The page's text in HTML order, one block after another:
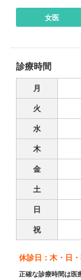
女医
診療時間
月
火
水
木
金
土
日
祝
休診日：木・日
正確な診療時間は医